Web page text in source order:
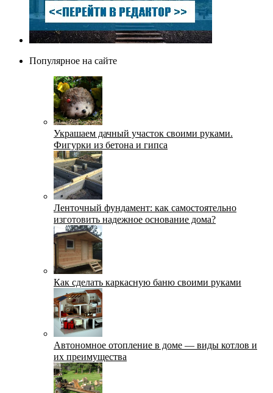
Популярное на сайте
Украшаем дачный участок своими руками.
Фигурки из бетона и гипса
Ленточный фундамент: как самостоятельно
изготовить надежное основание дома?
Как сделать каркасную баню своими руками
Автономное отопление в доме — виды котлов и
их преимущества